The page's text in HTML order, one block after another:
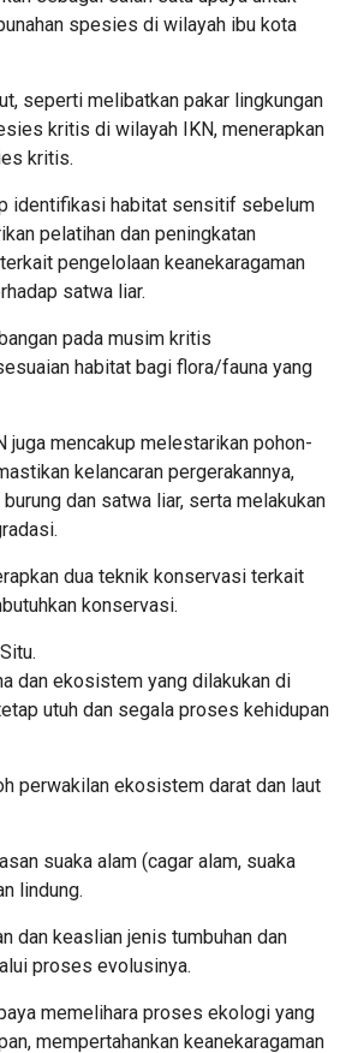
spesies di wilayah ibu kota
seperti melibatkan pakar lingkungan
kritis di wilayah IKN, menerapkan
kritis.
identifikasi habitat sensitif sebelum
pelatihan dan peningkatan
pengelolaan keanekaragaman
satwa liar.
pada musim kritis
habitat bagi flora/fauna yang
juga mencakup melestarikan pohon-
kelancaran pergerakannya,
dan satwa liar, serta melakukan
dua teknik konservasi terkait
konservasi.
dan ekosistem yang dilakukan di
utuh dan segala proses kehidupan
perwakilan ekosistem darat dan laut
suaka alam (cagar alam, suaka
lindung.
dan keaslian jenis tumbuhan dan
proses evolusinya.
memelihara proses ekologi yang
mempertahankan keanekaragaman